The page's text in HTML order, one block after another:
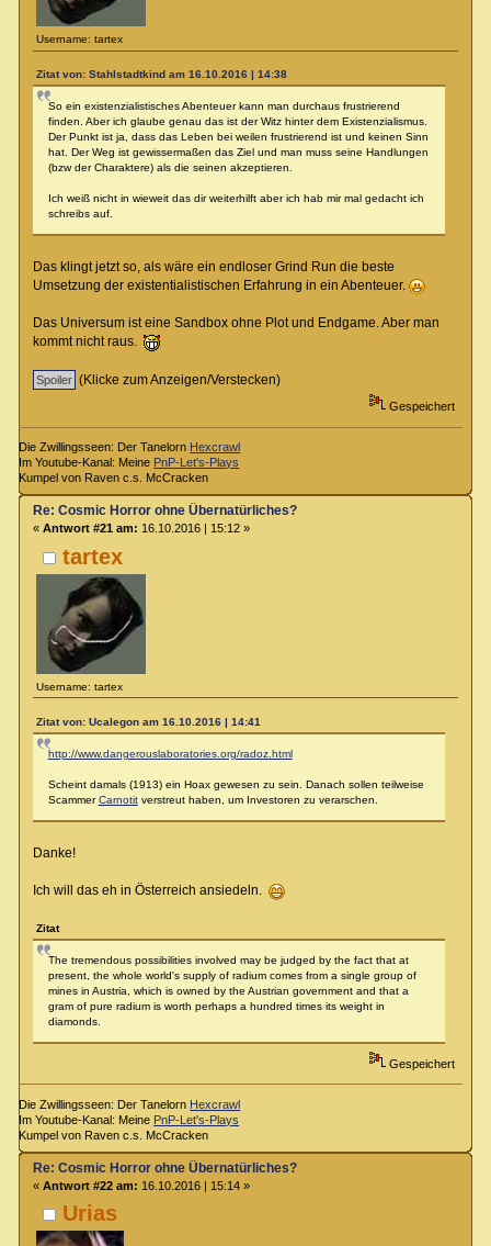
Username: tartex
Zitat von: Stahlstadtkind am 16.10.2016 | 14:38
So ein existenzialistisches Abenteuer kann man durchaus frustrierend
finden. Aber ich glaube genau das ist der Witz hinter dem Existenzialismus.
Der Punkt ist ja, dass das Leben bei weilen frustrierend ist und keinen Sinn
hat. Der Weg ist gewissermaßen das Ziel und man muss seine Handlungen
(bzw der Charaktere) als die seinen akzeptieren.
Ich weiß nicht in wieweit das dir weiterhilft aber ich hab mir mal gedacht ich
schreibs auf.
Das klingt jetzt so, als wäre ein endloser Grind Run die beste
Umsetzung der existentialistischen Erfahrung in ein Abenteuer.
Das Universum ist eine Sandbox ohne Plot und Endgame. Aber man
kommt nicht raus.
(Klicke zum Anzeigen/Verstecken)
Gespeichert
Die Zwillingsseen: Der Tanelorn Hexcrawl
Im Youtube-Kanal: Meine PnP-Let's-Plays
Kumpel von Raven c.s. McCracken
tartex
Username: tartex
Re: Cosmic Horror ohne Übernatürliches?
« Antwort #21 am: 16.10.2016 | 15:12 »
Zitat von: Ucalegon am 16.10.2016 | 14:41
http://www.dangerouslaboratories.org/radoz.html
Scheint damals (1913) ein Hoax gewesen zu sein. Danach sollen teilweise
ScammerCarnotitverstreut haben, um Investoren zu verarschen.
Danke!
Ich will das eh in Österreich ansiedeln.
Zitat
The tremendous possibilities involved may be judged by the fact that at
present, the whole world's supply of radium comes from a single group of
mines in Austria, which is owned by the Austrian government and that a
gram of pure radium is worth perhaps a hundred times its weight in
diamonds.
Gespeichert
Die Zwillingsseen: Der Tanelorn Hexcrawl
Im Youtube-Kanal: Meine PnP-Let's-Plays
Kumpel von Raven c.s. McCracken
Urias
Re: Cosmic Horror ohne Übernatürliches?
« Antwort #22 am: 16.10.2016 | 15:14 »